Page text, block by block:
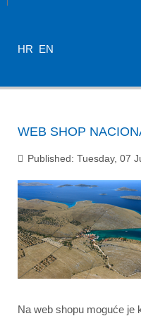
HR EN
WEB SHOP
Published: Tuesday, 07
Na web shopu moguće je